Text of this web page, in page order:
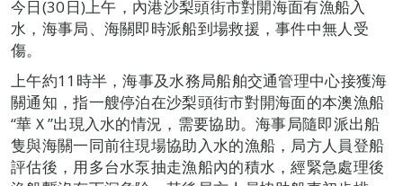
今日(30日)上午，內港沙梨頭街市對開海面有漁船入
水，海事局、海關即時派船到場救援，事件中無人受
傷。
上午約11時半，海事及水務局船舶交通管理中心接獲海
關通知，指一艘停泊在沙梨頭街市對開海面的本澳漁船
“華Ｘ”出現入水的情況，需要協助。海事局隨即派出船
隻與海關一同前往現場協助入水的漁船，局方人員登船
評估後，用多台水泵抽走漁船內的積水，經緊急處理後